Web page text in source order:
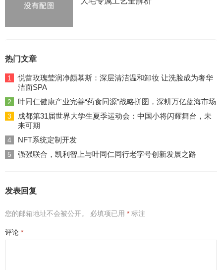
热门文章
1
悦蕾玫瑰莹润净颜慕斯：深层清洁温和卸妆 让洗脸成为奢华
洁面SPA
2 叶同仁健康产业完善“药食同源”战略拼图，深耕万亿蓝海市场
3
成都第31届世界大学生夏季运动会：中国小将闪耀舞台，未
来可期
4 NFT系统定制开发
5 强强联合，凯利智上与叶同仁同行老字号创新发展之路
发表回复
您的邮箱地址不会被公开。 必填项已用 * 标注
评论 *